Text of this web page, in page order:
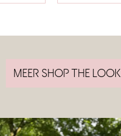
MEER SHOP THE LOOK